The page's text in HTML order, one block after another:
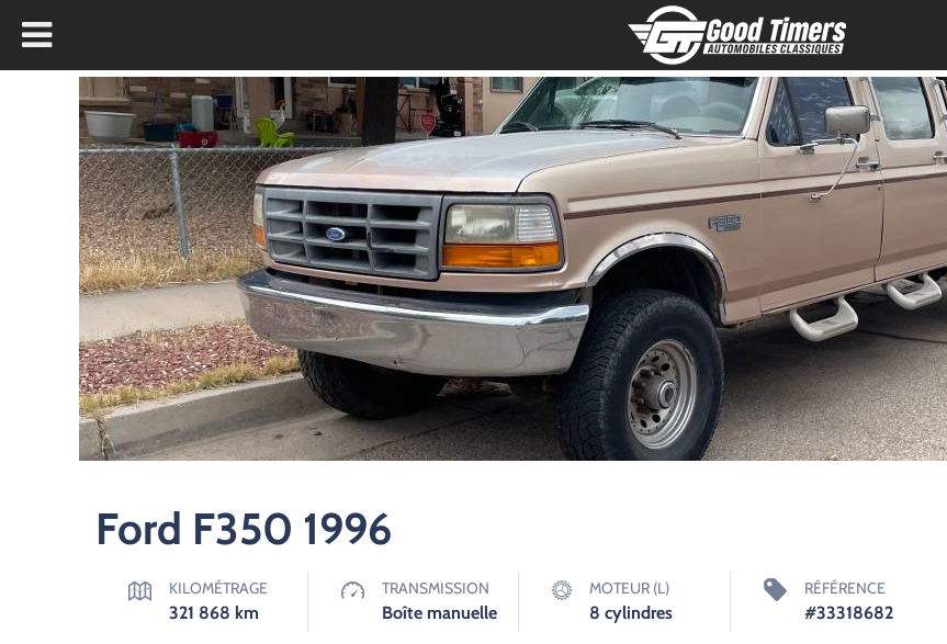
Ford F350 1996
KILOMÉTRAGE
321 868 km
TRANSMISSION
Boîte manuelle
MOTEUR (L)
8 cylindres
RÉFÉRENCE
#33318682